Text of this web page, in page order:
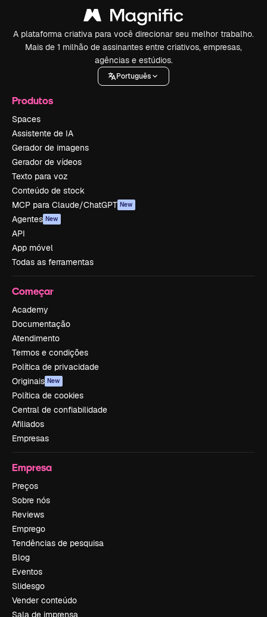
A plataforma criativa para você direcionar seu melhor trabalho.
Mais de 1 milhão de assinantes entre criativos, empresas,
agências e estúdios.
Português
Produtos
Spaces
Assistente de IA
Gerador de imagens
Gerador de vídeos
Texto para voz
Conteúdo de stock
MCP para Claude/ChatGPT New
Agentes New
API
App móvel
Todas as ferramentas
Começar
Academy
Documentação
Atendimento
Termos e condições
Política de privacidade
Originais New
Política de cookies
Central de confiabilidade
Afiliados
Empresas
Empresa
Preços
Sobre nós
Reviews
Emprego
Tendências de pesquisa
Blog
Eventos
Slidesgo
Vender conteúdo
Sala de imprensa